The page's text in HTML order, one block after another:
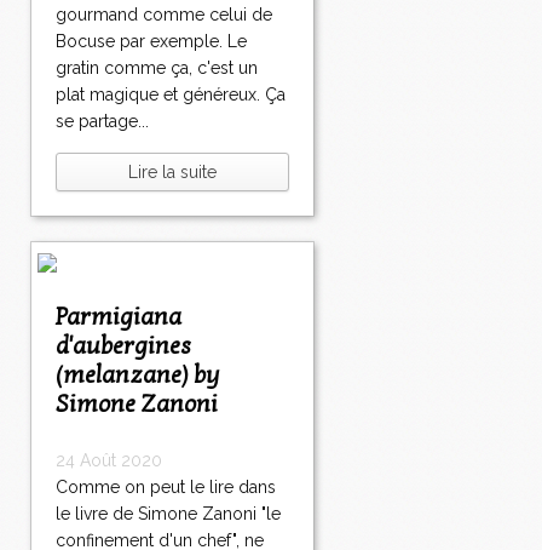
gourmand comme celui de
Bocuse par exemple. Le
gratin comme ça, c'est un
plat magique et généreux. Ça
se partage...
Lire la suite
Parmigiana
d'aubergines
(melanzane) by
Simone Zanoni
24 Août 2020
Comme on peut le lire dans
le livre de Simone Zanoni "le
confinement d'un chef", ne